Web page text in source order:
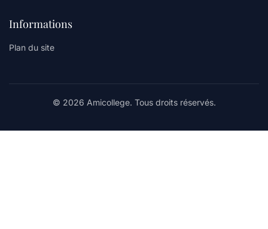
Informations
Plan du site
© 2026 Amicollege. Tous droits réservés.